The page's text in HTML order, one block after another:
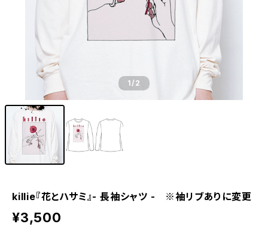
1/2
killie『花とハサミ』- 長袖シャツ - ※袖リブありに変更
¥3,500